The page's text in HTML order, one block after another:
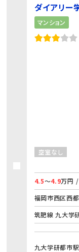
ダイアリー
マンション
空室なし
4.5～4.9万円
福岡市西区西都
筑肥線 九大学
九大学研都市